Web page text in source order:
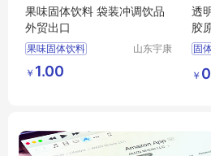
果味固体饮料 袋装冲调饮品
外贸出口
果味固体饮料
固体饮料
袋装冲调饮品
山东宇康
￥ 1.00
透
胶
代
固
胶
￥